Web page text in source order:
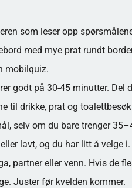
som leser opp
med mye prat rundt
mobilquiz.
godt på 30-45 minutter. Del
til drikke, prat og
selv om du bare trenger
lavt, og du har litt å velge i.
partner eller venn. Hvis de
Juster før kvelden kommer.